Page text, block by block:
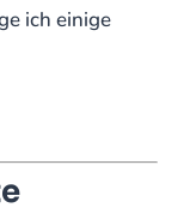
ich einige